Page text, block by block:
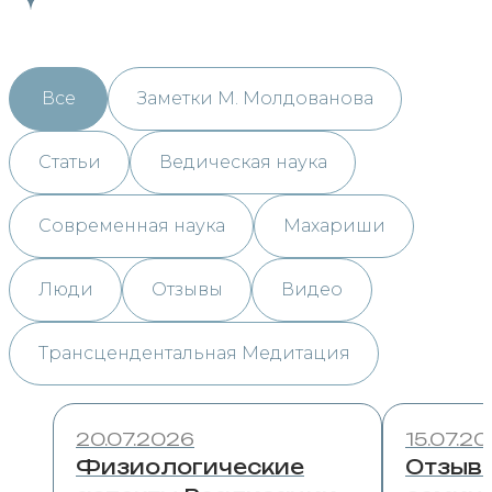
Все Заметки М. Молдованова
Статьи Ведическая наука
Современная наука Махариши
Люди Отзывы Видео
Трансцендентальная Медитация
20.07.2026
Физиологические
Отзыв